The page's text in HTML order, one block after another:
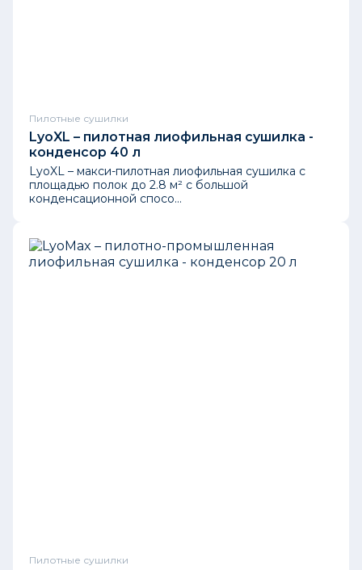
Пилотные сушилки
LyoXL – пилотная лиофильная сушилка -
конденсор 40 л
LyoXL – макси-пилотная лиофильная сушилка с
площадью полок до 2.8 м² с большой
конденсационной спосо...
Пилотные сушилки